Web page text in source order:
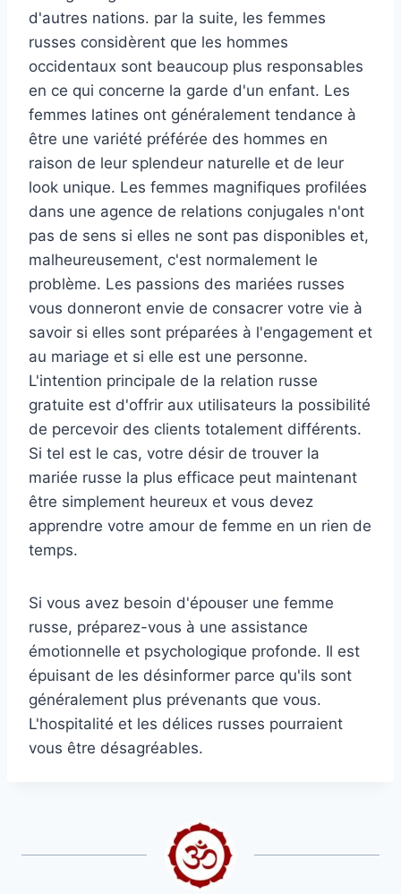
d'autres nations. par la suite, les femmes
russes considèrent que les hommes
occidentaux sont beaucoup plus responsables
en ce qui concerne la garde d'un enfant. Les
femmes latines ont généralement tendance à
être une variété préférée des hommes en
raison de leur splendeur naturelle et de leur
look unique. Les femmes magnifiques profilées
dans une agence de relations conjugales n'ont
pas de sens si elles ne sont pas disponibles et,
malheureusement, c'est normalement le
problème. Les passions des mariées russes
vous donneront envie de consacrer votre vie à
savoir si elles sont préparées à l'engagement et
au mariage et si elle est une personne.
L'intention principale de la relation russe
gratuite est d'offrir aux utilisateurs la possibilité
de percevoir des clients totalement différents.
Si tel est le cas, votre désir de trouver la
mariée russe la plus efficace peut maintenant
être simplement heureux et vous devez
apprendre votre amour de femme en un rien de
temps.
Si vous avez besoin d'épouser une femme
russe, préparez-vous à une assistance
émotionnelle et psychologique profonde. Il est
épuisant de les désinformer parce qu'ils sont
généralement plus prévenants que vous.
L'hospitalité et les délices russes pourraient
vous être désagréables.